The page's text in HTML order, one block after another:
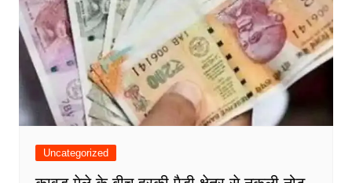
Uncategorized